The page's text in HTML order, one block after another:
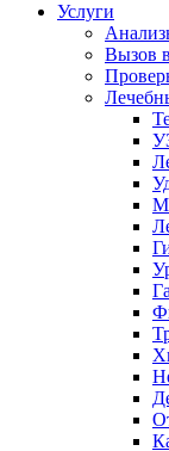
Услуги
Вызов